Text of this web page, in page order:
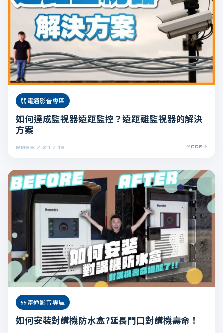
2026 / 07 / 13
弱電通影音專區
如何達成監視器遠距監控？遠距離監視器的解決
方案
MORE
弱電通影音專區
如何安裝對講機防水盒?延長門口對講機壽命！